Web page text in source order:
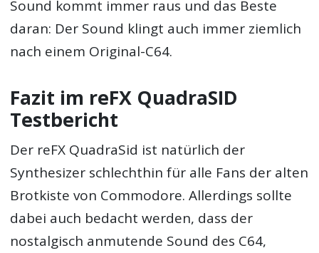
Sound kommt immer raus und das Beste
daran: Der Sound klingt auch immer ziemlich
nach einem Original-C64.
Fazit im reFX QuadraSID
Testbericht
Der reFX QuadraSid ist natürlich der
Synthesizer schlechthin für alle Fans der alten
Brotkiste von Commodore. Allerdings sollte
dabei auch bedacht werden, dass der
nostalgisch anmutende Sound des C64,